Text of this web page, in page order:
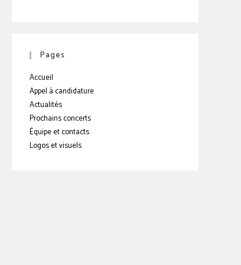
Pages
Accueil
Appel à candidature
Actualités
Prochains concerts
Équipe et contacts
Logos et visuels